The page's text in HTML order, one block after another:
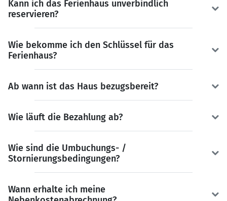
Kann ich das Ferienhaus unverbindlich
reservieren?
Wie bekomme ich den Schlüssel für das
Ferienhaus?
Ab wann ist das Haus bezugsbereit?
Wie läuft die Bezahlung ab?
Wie sind die Umbuchungs- /
Stornierungsbedingungen?
Wann erhalte ich meine